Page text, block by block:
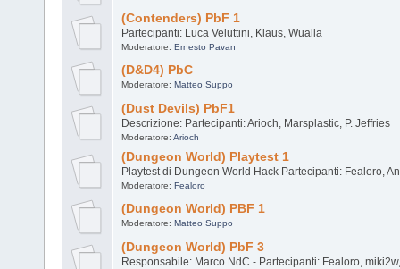
(Contenders) PbF 1
Partecipanti: Luca Veluttini, Klaus, Wualla
Moderatore: Ernesto Pavan
(D&D4) PbC
Moderatore: Matteo Suppo
(Dust Devils) PbF1
Descrizione: Partecipanti: Arioch, Marsplastic, P. Jeffries
Moderatore: Arioch
(Dungeon World) Playtest 1
Playtest di Dungeon World Hack Partecipanti: Fealoro,
Moderatore: Fealoro
(Dungeon World) PBF 1
Moderatore: Matteo Suppo
(Dungeon World) PbF 3
Responsabile: Marco NdC - Partecipanti: Fealoro,